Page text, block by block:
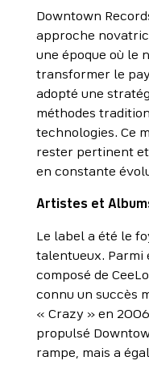
Downtown
approche
une époque où le
transformer le
adopté une
méthodes
technologies. Ce
rester pertinent
en constante
Artistes et
Le label a été le
talentueux. Parmi
composé de
connu un succès
« Crazy » en
propulsé
rampe, mais a